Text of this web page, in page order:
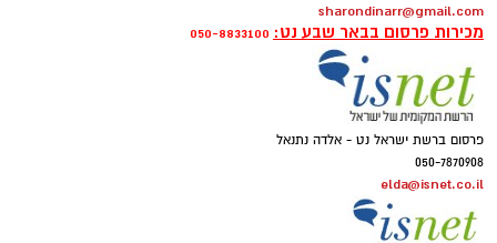
sharondinarr@gmail.com
מכירות פרסום בבאר שבע נט: 050-8833100
פרסום ברשת ישראל נט - אלדה נתנאל
050-7870908
elda@isnet.co.il